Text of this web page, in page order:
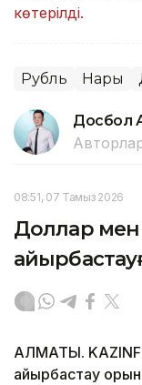
көтерілді.
Рубль Нарық
Досбол
08:51, 07 Тамыз 2026
Доллар мен
АЛМАТЫ.
айырбастау